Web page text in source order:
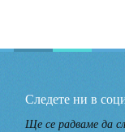
Следете ни в
Ще се радваме да